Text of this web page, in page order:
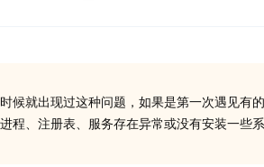
候就出现过这种问题，如果是第一次遇见有
程、注册表、服务存在异常或没有安装一些